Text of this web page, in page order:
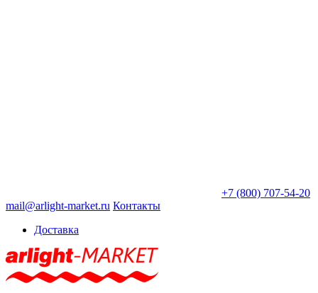
+7 (800) 707-54-20
mail@arlight-market.ru Контакты
Доставка